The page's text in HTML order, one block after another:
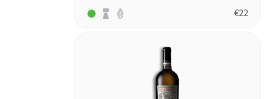
€22